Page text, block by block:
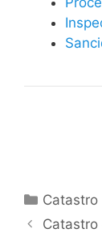
Catastro
Catastro